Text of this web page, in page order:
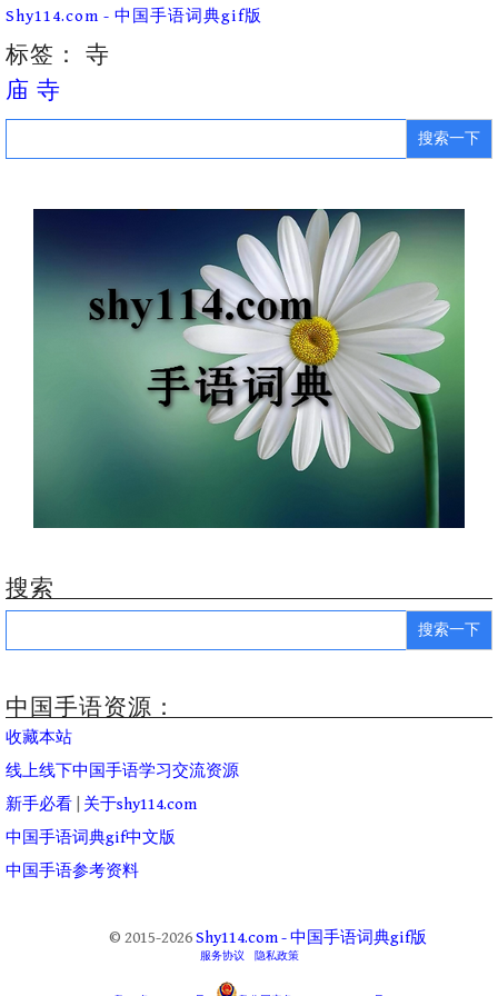
Skip
content
Shy114.com - 中国手语词典gif版
标签： 寺
庙 寺
Search
搜索
Search
中国手语资源：
收藏本站
线上线下中国手语学习交流资源
新手必看
关于shy114.com
中国手语词典gif中文版
中国手语参考资料
© 2015-2026Shy114.com - 中国手语词典gif版
服务协议 隐私政策